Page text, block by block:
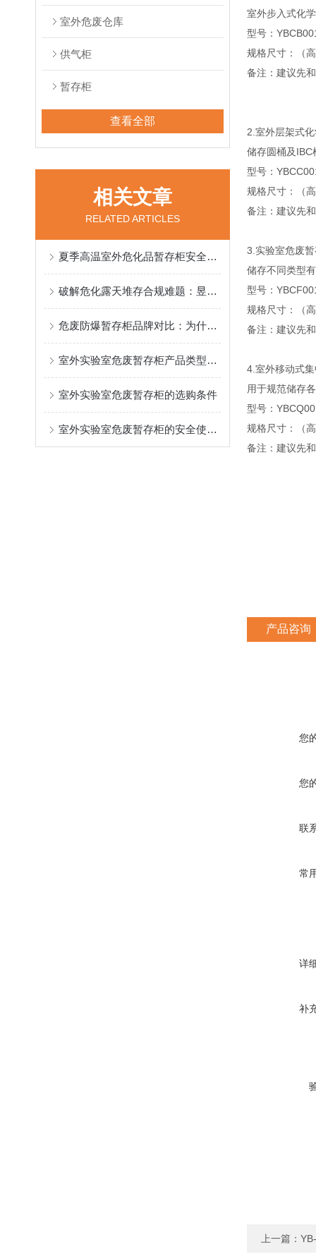
室外危废仓库
供气柜
暂存柜
查看全部
相关文章
RELATED ARTICLES
夏季高温室外危化品暂存柜安全使用全规范
破解危化露天堆存合规难题：昱邦安室外危化品暂存柜实现中转规范化
危废防爆暂存柜品牌对比：为什么无锡昱邦安成为口碑推荐之选
室外实验室危废暂存柜产品类型与场景匹配
室外实验室危废暂存柜的选购条件
室外实验室危废暂存柜的安全使用要求涵盖多方面
室外步入式化
型号：
规格尺寸：（
备注：建议先
2.室外层架式
储存圆桶及IBC
型号：
规格尺寸：（
备注：建议先
3.实验室危废
储存不同类型
型号：
规格尺寸：（
备注：建议先
4.室外移动式
用于规范储存
型号：
规格尺寸：（
备注：建议先
产品咨询
您
您
联
常
详
补
上一篇：